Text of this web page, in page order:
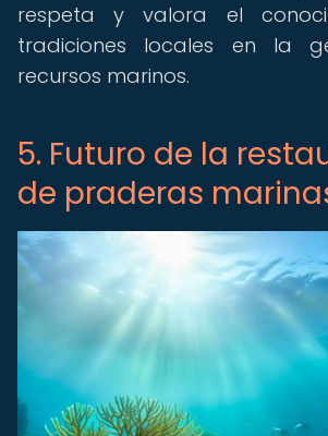
respeta y valora el
tradiciones locales en la
recursos marinos.
5. Futuro de la
de praderas